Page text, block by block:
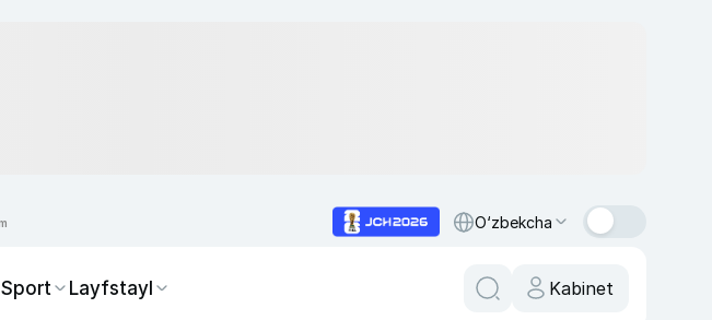
O‘zbekcha
Sport Layfstayl Kabinet